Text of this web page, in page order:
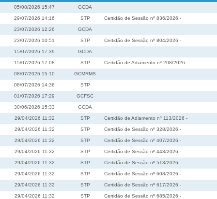
05/08/2026 15:47 GCDA
29/07/2026 14:16 STP Certidão de Sessão nº 836/2026 -
23/07/2026 12:26 GCDA
23/07/2026 10:51 STP Certidão de Sessão nº 804/2026 -
15/07/2026 17:39 GCDA
15/07/2026 17:08 STP Certidão de Adiamento nº 208/2026 -
08/07/2026 15:10 GCMRMS
08/07/2026 14:36 STP
01/07/2026 17:29 GCFSC
30/06/2026 15:33 GCDA
29/04/2026 11:32 STP Certidão de Adiamento nº 113/2026 -
29/04/2026 11:32 STP Certidão de Sessão nº 328/2026 -
29/04/2026 11:32 STP Certidão de Sessão nº 407/2026 -
29/04/2026 11:32 STP Certidão de Sessão nº 443/2026 -
29/04/2026 11:32 STP Certidão de Sessão nº 513/2026 -
29/04/2026 11:32 STP Certidão de Sessão nº 608/2026 -
29/04/2026 11:32 STP Certidão de Sessão nº 617/2026 -
29/04/2026 11:32 STP Certidão de Sessão nº 685/2026 -